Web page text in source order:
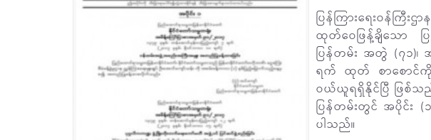
ပြန်ကြားရေးဝန်ကြီ
ထုတ်ဝေဖြန့်ချိသော
ပြန်တမ်း အတွဲ (၇၁)၊
ရက် ထုတ် စာစောင်ကို
ဝယ်ယူရရှိနိုင်ပြီ ဖြစ်
ပြန်တမ်းတွင် အပိုင်း (
ပါသည်။